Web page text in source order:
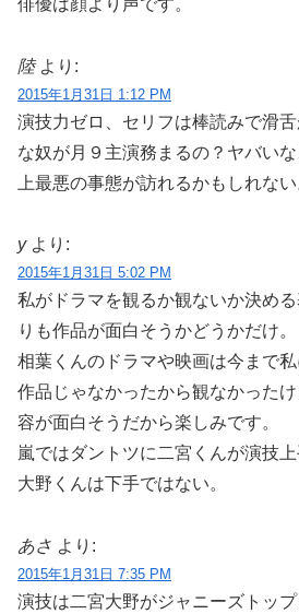
陸 より:
2015年1月31日 1:12 PM
演技力ゼロ、セリフは棒読みで滑
な奴が月９主演務まるの？ヤバい
上最悪の事態が訪れるかもしれない
y より:
2015年1月31日 5:02 PM
私がドラマを観るか観ないか決め
りも作品が面白そうかどうかだけ。
相葉くんのドラマや映画は今まで
作品じゃなかったから観なかった
容が面白そうだから楽しみです。
嵐ではダントツに二宮くんが演技
大野くんは下手ではない。
あさ より:
2015年1月31日 7:35 PM
演技は二宮大野がジャニーズトッ